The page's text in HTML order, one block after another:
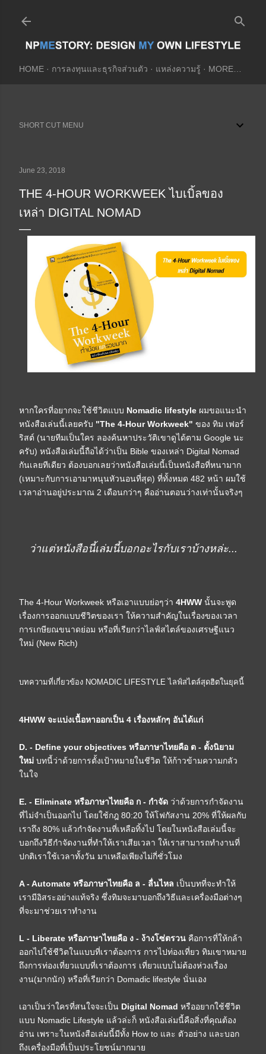
HOME การลงทุนและธุรกิจส่วนตัว แหล่งความรู้ MORE…
SHORT CUT MENU
June 23, 2018
THE 4-HOUR WORKWEEK ไบเบิ้ลของ
เหล่า DIGITAL NOMAD
หากใครที่อยากจะใช้ชีวิตแบบ Nomadic lifestyle ผมขอแนะนำ
หนังสือเล่นนี้เลยครับ "The 4-Hour Workweek" ของ ทิม เฟอร์
ริสต์ (นายทีมเป็นใคร ลองค้นหาประวัติเขาดูได้ตาม Google นะ
ครับ) หนังสือเล่มนี้ถือได้ว่าเป็น Bible ของเหล่า Digital Nomad
กันเลยทีเดียว ต้องบอกเลยว่าหนังสือเล่มนี้เป็นหนังสือที่หนามาก
(เหมาะกับการเอามาหนุนหัวนอนที่สุด) ที่ทั้งหมด 482 หน้า ผมใช้
เวลาอ่านอยู่ประมาณ 2 เดือนกว่าๆ คืออ่านตอนว่างเท่านั้นจริงๆ
ว่าแต่หนังสือนี้เล่มนี้บอกอะไรกับเราบ้างหล่ะ...
The 4-Hour Workweek หรือเอาแบบย่อๆว่า 4HWW นั้นจะพูด
เรื่องการออกแบบชีวิตของเรา ให้ความสำคัญในเรื่องของเวลา
การเกษียณขนาดย่อม หรือที่เรียกว่าไลฟ์สไตล์ของเศรษฐีแนว
ใหม่ (New Rich)
บทความที่เกี่ยวข้อง NOMADIC LIFESTYLE ไลฟ์สไตล์สุดฮิตในยุคนี้
4HWW จะแบ่งเนื้อหาออกเป็น 4 เรื่องหลักๆ อันได้แก่
D. - Define your objectives หรือภาษาไทยคือ ต - ตั้งนิยาม
ใหม่ บทนี้ว่าด้วยการตั้งเป้าหมายในชีวิต ให้ก้าวข้ามความกลัว
ในใจ
E. - Eliminate หรือภาษาไทยคือ ก - กำจัด ว่าด้วยการกำจัดงาน
ที่ไม่จำเป็นออกไป โดยใช้กฎ 80:20 ให้โฟกัสงาน 20% ที่ให้ผลกับ
เราถึง 80% แล้วกำจัดงานที่เหลือทิ้งไป โดยในหนังสือเล่มนี้จะ
บอกถึงวิธีกำจัดงานที่ทำให้เราเสียเวลา ให้เราสามารถทำงานที่
ปกติเราใช้เวลาทั้งวัน มาเหลือเพียงไม่กี่ชั่วโมง
A - Automate หรือภาษาไทยคือ ล - ลื่นไหล เป็นบทที่จะทำให้
เรามีอิสระอย่างแท้จริง ซึ่งทิมจะมาบอกถึงวิธีและเครื่องมือต่างๆ
ที่จะมาช่วยเราทำงาน
L - Liberate หรือภาษาไทยคือ ง - ง้างโซ่ตรวน คือการที่ให้กล้า
ออกไปใช้ชีวิตในแบบที่เราต้องการ การไปท่องเที่ยว ทิมเขาหมาย
ถึงการท่องเที่ยวแบบที่เราต้องการ เที่ยวแบบไม่ต้องห่วงเรื่อง
งาน(มากนัก) หรือที่เรียกว่า Domadic lifestyle นั่นเอง
เอาเป็นว่าใครที่สนใจจะเป็น Digital Nomad หรืออยากใช้ชีวิต
แบบ Nomadic Lifestyle แล้วล่ะก็ หนังสือเล่มนี้คือสิ่งที่คุณต้อง
อ่าน เพราะในหนังสือเล่มนี้มีทั้ง How to และ ตัวอย่าง และบอก
ถึงเครื่องมือที่เป็นประโยชน์มากมาย